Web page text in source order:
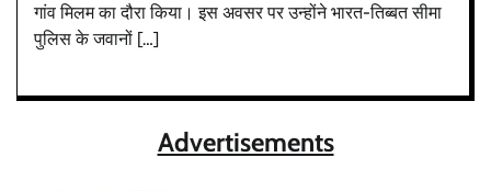
गांव मिलम का दौरा किया। इस अवसर पर उन्होंने भारत-तिब्बत सीमा
पुलिस के जवानों […]
Advertisements